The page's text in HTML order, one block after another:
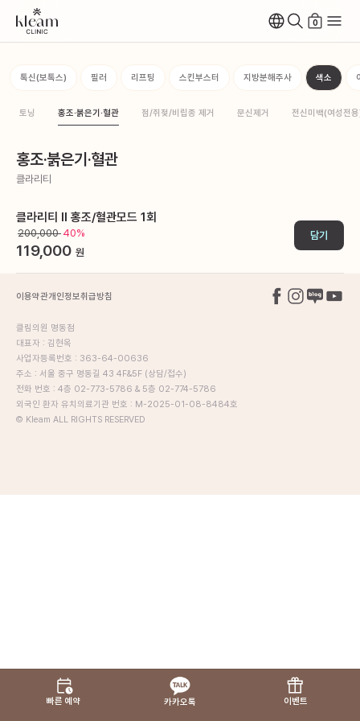
0
톡신(보톡스) 필러 리프팅 스킨부스터 지방분해주사 색소
토닝 홍조·붉은기·혈관 점/쥐젖/비립종 제거 문신제거 전신미백(여성전
홍조·붉은기·혈관
클라리티
클라리티 II 홍조/혈관모드 1회
200,000 40%
119,000 원
담기
이용약관개인정보취급방침
클림의원 명동점
대표자 : 김현옥
사업자등록번호 : 363-64-00636
주소 : 서울 중구 명동길 43 4F&5F (상담/접수)
전화 번호 : 4층 02-773-5786 & 5층 02-774-5786
외국인 환자 유치의료기관 번호 : M-2025-01-08-8484호
© Kleam ALL RIGHTS RESERVED
빠른 예약 카카오톡 이벤트